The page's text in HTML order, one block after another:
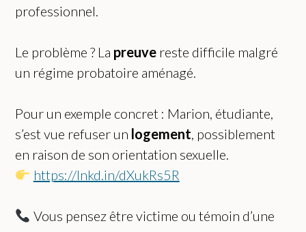
professionnel.
Le problème ? La preuve reste difficile malgré
un régime probatoire aménagé.
Pour un exemple concret : Marion, étudiante,
s’est vue refuser un logement, possiblement
en raison de son orientation sexuelle.
https://lnkd.in/dXukRs5R
Vous pensez être victime ou témoin d’une